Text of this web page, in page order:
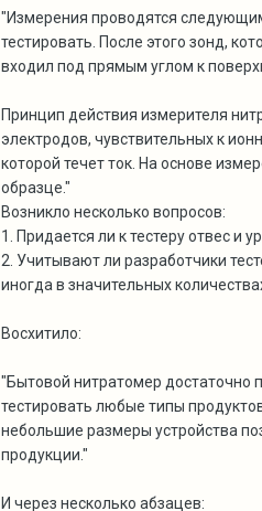
"Измерения проводятся
тестировать. После этого зонд,
входил под прямым углом к
Принцип действия измерителя
электродов, чувствительных к
которой течет ток. На основе
образце."
Возникло несколько вопросов:
1. Придается ли к тестеру отвес и
2. Учитывают ли разработчики
иногда в значительных
Восхитило:
"Бытовой нитратомер достаточно
тестировать любые типы
небольшие размеры устройства
продукции."
И через несколько абзацев: